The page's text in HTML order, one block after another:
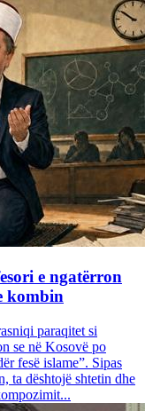
e ngatërron
kombin
paraqitet si
se në Kosovë po
fesë islame”. Sipas
ta dështojë shtetin dhe